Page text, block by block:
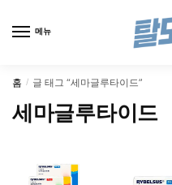
메뉴
홈 / 글 태그 “세마글루타이드”
세마글루타이드